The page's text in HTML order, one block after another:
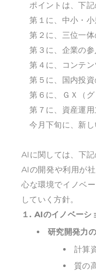
ポイントは、下記
第１に、中小・小
第２に、三位一体
第３に、企業の参
第４に、コンテン
第５に、国内投資
第６に、ＧＸ（グ
第７に、資産運用
今月下旬に、新し
AIに関しては、下記
AIの開発や利用が
心な環境でイノベ
していく方針。
１. AIのイノベーシ
研究開発力
計算
質の